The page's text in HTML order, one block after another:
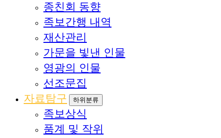
종친회 동향
족보간행 내역
재산관리
가문을 빛낸 인물
영광의 인물
선조문집
자료탐구
하위분류
족보상식
품계 및 작위